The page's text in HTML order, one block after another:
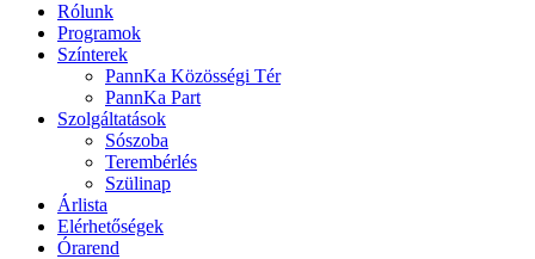
Rólunk
Programok
Színterek
PannKa Közösségi Tér
PannKa Part
Szolgáltatások
Sószoba
Terembérlés
Szülinap
Árlista
Elérhetőségek
Órarend